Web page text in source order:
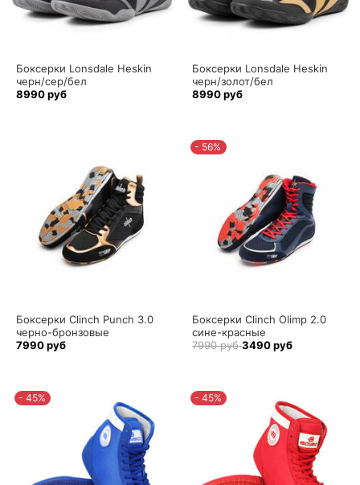
Боксерки Lonsdale Heskin
черн/сер/бел
8990 руб
Боксерки Lonsdale Heskin
черн/золот/бел
8990 руб
Боксерки Clinch Punch 3.0
черно-бронзовые
7990 руб
- 56%
Боксерки Clinch Olimp 2.0
сине-красные
7990 руб3490 руб
- 45% - 45%